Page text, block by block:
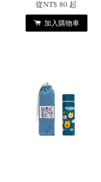
從NT$ 80 起
加入購物車